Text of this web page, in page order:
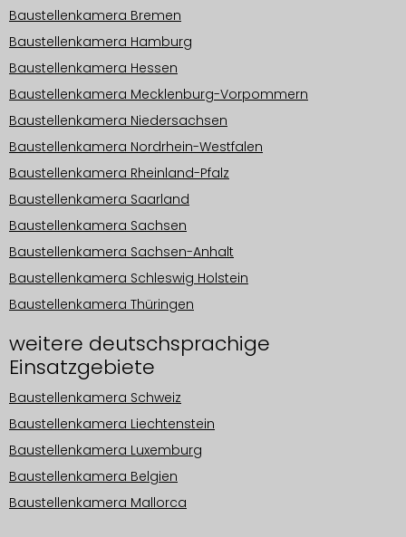
Baustellenkamera Bremen
Baustellenkamera Hamburg
Baustellenkamera Hessen
Baustellenkamera Mecklenburg-Vorpommern
Baustellenkamera Niedersachsen
Baustellenkamera Nordrhein-Westfalen
Baustellenkamera Rheinland-Pfalz
Baustellenkamera Saarland
Baustellenkamera Sachsen
Baustellenkamera Sachsen-Anhalt
Baustellenkamera Schleswig Holstein
Baustellenkamera Thüringen
weitere deutschsprachige
Einsatzgebiete
Baustellenkamera Schweiz
Baustellenkamera Liechtenstein
Baustellenkamera Luxemburg
Baustellenkamera Belgien
Baustellenkamera Mallorca